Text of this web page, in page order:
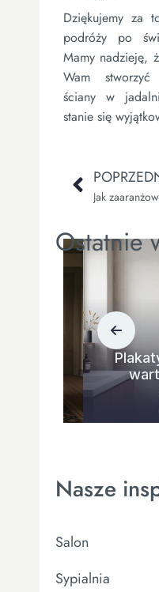
Dziękujemy za
podróży po
Mamy nadzieję,
Wam stworzyć
ściany w
stanie się
Ostatnie
Plakaty
warto
Nasze
Salon
Sypialnia